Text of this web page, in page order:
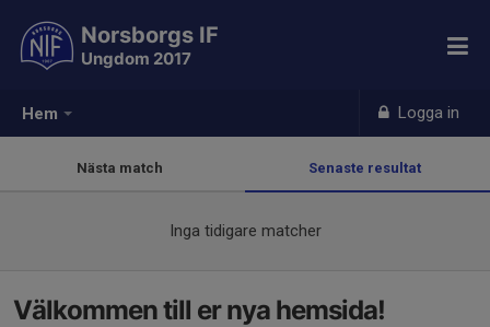
Hem Logga in
Norsborgs IF
Ungdom 2017
Nästa match Senaste resultat
Inga tidigare matcher
Välkommen till er nya hemsida!